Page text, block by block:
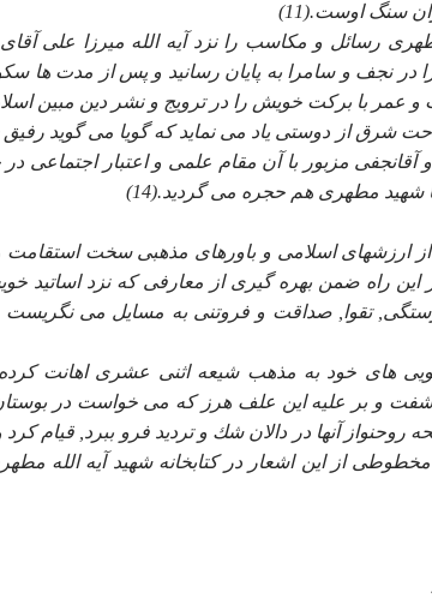
سنگ اوست.(11)
در نجف و سامرا به پايان رسانيد و پس از مدت ها
عمر با بركت خويش را در ترويج و نشر دين مبين
شرق از دوستى ياد مى نمايد كه گويا مى گويد
شهيد مطهرى هم حجره مى گرديد.(14)
ارزشهاى اسلامى و باورهاى مذهبى سخت استقامت
اين راه ضمن بهره گيرى از معارفى كه نزد
تقوا, صداقت و فروتنى به مسايل مى
هاى خود به مذهب شيعه اثنى عشرى اهانت
و بر عليه اين علف هرز كه مى خواست در
روحنواز آنها در دالان شك و ترديد فرو ببرد, قيام
از اين اشعار در كتابخانه شهيد آيه الله